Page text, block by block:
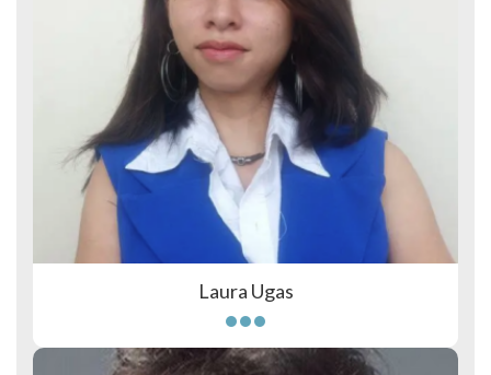
Laura Ugas